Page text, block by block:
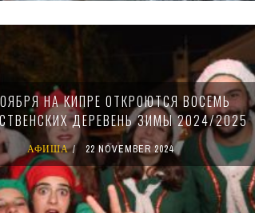
НА КИПРЕ ОТКРОЮТСЯ ВОСЕМЬ
ДЕРЕВЕНЬ ЗИМЫ 2024/2025
АФИША 22 NOVEMBER 2024